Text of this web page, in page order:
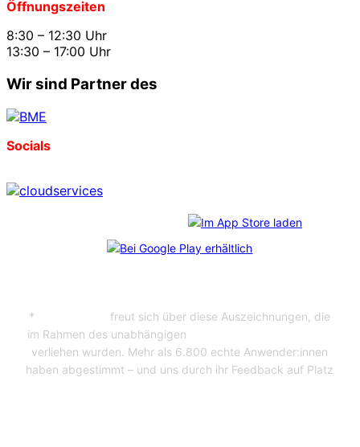
Öffnungszeiten
8:30 – 12:30 Uhr
13:30 – 17:00 Uhr
Wir sind Partner des
Socials
*
freut sich über diese Auszeichnungen, die
im Rahmen des unabhängigen
verliehen wurden. Mehr als 6.800 echte Anwender:innen
haben abgestimmt – und uns durch ihr Feedback auf Platz